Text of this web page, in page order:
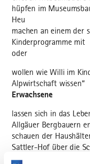
hüpfen im
Heu
machen an einem der
Kinderprogramme mit
oder
wollen wie Willi im
Alpwirtschaft wissen“
Erwachsene
lassen sich in das
Allgäuer Bergbauern
schauen der
Sattler-Hof über die
selbst bei im Voraus